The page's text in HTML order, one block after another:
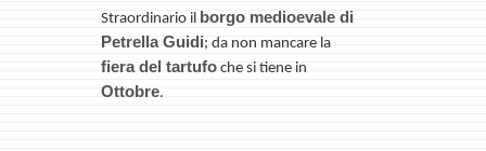
Straordinario il borgo medioevale di
Petrella Guidi; da non mancare la
fiera del tartufo che si tiene in
Ottobre.